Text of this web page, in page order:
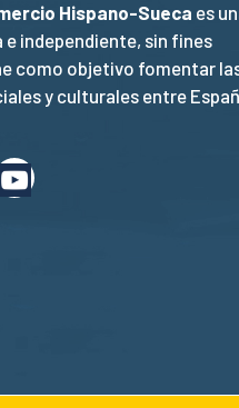
Hispano-Sueca es
independiente, sin fines
como objetivo fomentar
y culturales entre